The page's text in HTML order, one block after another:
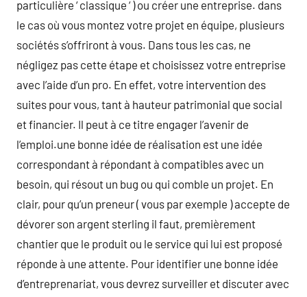
particulière ‘ classique ‘ ) ou créer une entreprise. dans
le cas où vous montez votre projet en équipe, plusieurs
sociétés s’offriront à vous. Dans tous les cas, ne
négligez pas cette étape et choisissez votre entreprise
avec l’aide d’un pro. En effet, votre intervention des
suites pour vous, tant à hauteur patrimonial que social
et financier. Il peut à ce titre engager l’avenir de
l’emploi.une bonne idée de réalisation est une idée
correspondant à répondant à compatibles avec un
besoin, qui résout un bug ou qui comble un projet. En
clair, pour qu’un preneur ( vous par exemple ) accepte de
dévorer son argent sterling il faut, premièrement
chantier que le produit ou le service qui lui est proposé
réponde à une attente. Pour identifier une bonne idée
d’entreprenariat, vous devrez surveiller et discuter avec